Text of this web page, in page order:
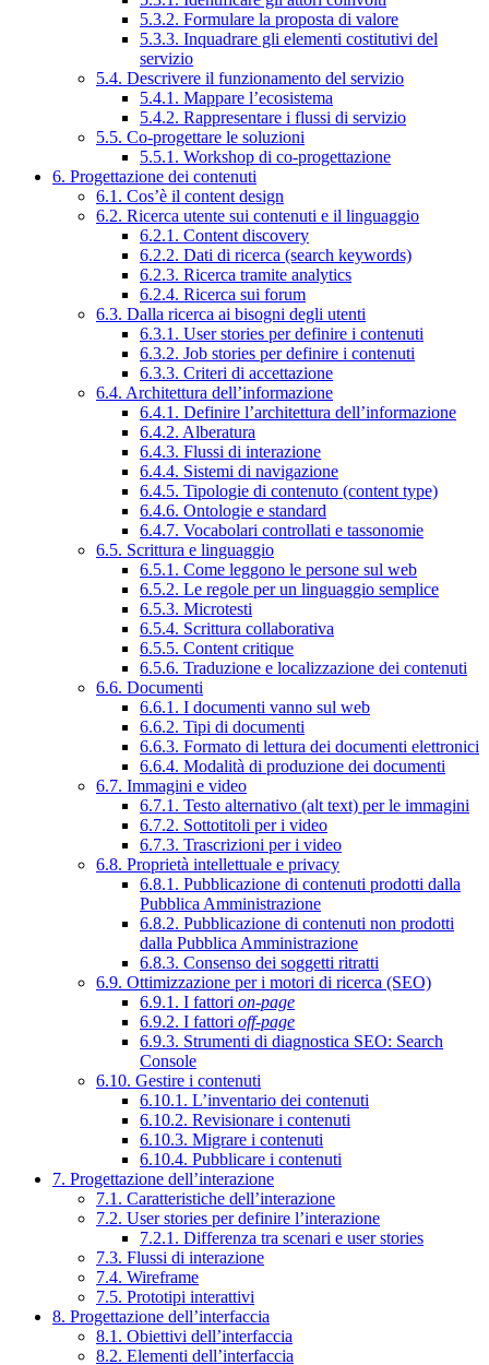
5.3.2. Formulare la proposta di valore
5.3.3. Inquadrare gli elementi costitutivi del
servizio
5.4. Descrivere il funzionamento del servizio
5.4.1. Mappare l’ecosistema
5.4.2. Rappresentare i flussi di servizio
5.5. Co-progettare le soluzioni
5.5.1. Workshop di co-progettazione
6. Progettazione dei contenuti
6.1. Cos’è il content design
6.2. Ricerca utente sui contenuti e il linguaggio
6.2.1. Content discovery
6.2.2. Dati di ricerca (search keywords)
6.2.3. Ricerca tramite analytics
6.2.4. Ricerca sui forum
6.3. Dalla ricerca ai bisogni degli utenti
6.3.1. User stories per definire i contenuti
6.3.2. Job stories per definire i contenuti
6.3.3. Criteri di accettazione
6.4. Architettura dell’informazione
6.4.1. Definire l’architettura dell’informazione
6.4.2. Alberatura
6.4.3. Flussi di interazione
6.4.4. Sistemi di navigazione
6.4.5. Tipologie di contenuto (content type)
6.4.6. Ontologie e standard
6.4.7. Vocabolari controllati e tassonomie
6.5. Scrittura e linguaggio
6.5.1. Come leggono le persone sul web
6.5.2. Le regole per un linguaggio semplice
6.5.3. Microtesti
6.5.4. Scrittura collaborativa
6.5.5. Content critique
6.5.6. Traduzione e localizzazione dei contenuti
6.6. Documenti
6.6.1. I documenti vanno sul web
6.6.2. Tipi di documenti
6.6.3. Formato di lettura dei documenti elettronici
6.6.4. Modalità di produzione dei documenti
6.7. Immagini e video
6.7.1. Testo alternativo (alt text) per le immagini
6.7.2. Sottotitoli per i video
6.7.3. Trascrizioni per i video
6.8. Proprietà intellettuale e privacy
6.8.1. Pubblicazione di contenuti prodotti dalla
Pubblica Amministrazione
6.8.2. Pubblicazione di contenuti non prodotti
dalla Pubblica Amministrazione
6.8.3. Consenso dei soggetti ritratti
6.9. Ottimizzazione per i motori di ricerca (SEO)
6.9.1. I fattori on-page
6.9.2. I fattori off-page
6.9.3. Strumenti di diagnostica SEO: Search
Console
6.10. Gestire i contenuti
6.10.1. L’inventario dei contenuti
6.10.2. Revisionare i contenuti
6.10.3. Migrare i contenuti
6.10.4. Pubblicare i contenuti
7. Progettazione dell’interazione
7.1. Caratteristiche dell’interazione
7.2. User stories per definire l’interazione
7.2.1. Differenza tra scenari e user stories
7.3. Flussi di interazione
7.4. Wireframe
7.5. Prototipi interattivi
8. Progettazione dell’interfaccia
8.1. Obiettivi dell’interfaccia
8.2. Elementi dell’interfaccia